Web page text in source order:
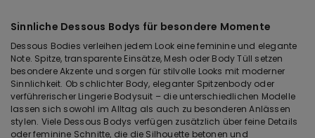
Sinnliche Dessous Bodys für besondere Momente
Dessous Bodies verleihen jedem Look eine feminine und elegante
Note. Spitze, transparente Einsätze, Mesh oder Body Tüll setzen
besondere Akzente und sorgen für stilvolle Looks mit moderner
Sinnlichkeit. Ob schlichter Body, eleganter Spitzenbody oder
verführerischer Lingerie Bodysuit – die unterschiedlichen Modelle
lassen sich sowohl im Alltag als auch zu besonderen Anlässen
stylen. Viele Dessous Bodys verfügen zusätzlich über feine Details
oder feminine Schnitte, die die Silhouette betonen und